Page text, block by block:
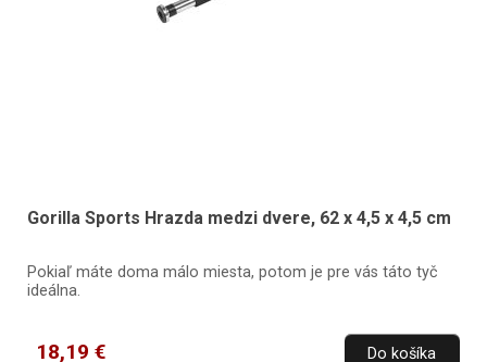
Gorilla Sports Hrazda medzi dvere, 62 x 4,5 x 4,5 cm
Pokiaľ máte doma málo miesta, potom je pre vás táto tyč
ideálna.
18,19 € Do košíka